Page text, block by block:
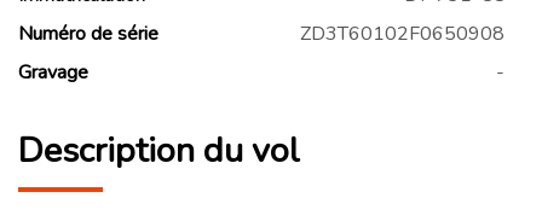
Numéro de série
ZD3T60102F0650908
Gravage
-
Description du vol